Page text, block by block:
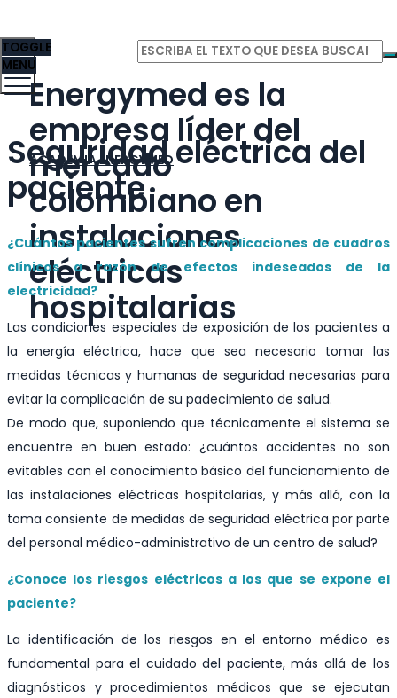
Energymed es la
empresa líder del
mercado
colombiano en
instalaciones
eléctricas
hospitalarias
ACADEMIA ENERGYMED
TOGGLE
MENU
Seguridad eléctrica del
paciente
¿Cuántos pacientes sufren complicaciones de cuadros
clínicos a razón de efectos indeseados de la
electricidad?
Las condiciones especiales de exposición de los pacientes a
la energía eléctrica, hace que sea necesario tomar las
medidas técnicas y humanas de seguridad necesarias para
evitar la complicación de su padecimiento de salud.
De modo que, suponiendo que técnicamente el sistema se
encuentre en buen estado: ¿cuántos accidentes no son
evitables con el conocimiento básico del funcionamiento de
las instalaciones eléctricas hospitalarias, y más allá, con la
toma consiente de medidas de seguridad eléctrica por parte
del personal médico-administrativo de un centro de salud?
¿Conoce los riesgos eléctricos a los que se expone el
paciente?
La identificación de los riesgos en el entorno médico es
fundamental para el cuidado del paciente, más allá de los
diagnósticos y procedimientos médicos que se ejecutan